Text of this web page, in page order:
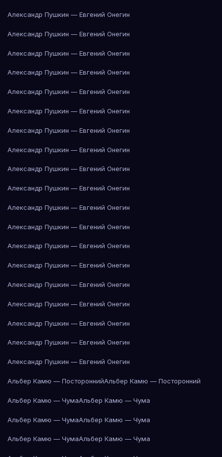
Александр Пушкин — Евгений Онегин
Александр Пушкин — Евгений Онегин
Александр Пушкин — Евгений Онегин
Александр Пушкин — Евгений Онегин
Александр Пушкин — Евгений Онегин
Александр Пушкин — Евгений Онегин
Александр Пушкин — Евгений Онегин
Александр Пушкин — Евгений Онегин
Александр Пушкин — Евгений Онегин
Александр Пушкин — Евгений Онегин
Александр Пушкин — Евгений Онегин
Александр Пушкин — Евгений Онегин
Александр Пушкин — Евгений Онегин
Александр Пушкин — Евгений Онегин
Александр Пушкин — Евгений Онегин
Александр Пушкин — Евгений Онегин
Александр Пушкин — Евгений Онегин
Александр Пушкин — Евгений Онегин
Александр Пушкин — Евгений Онегин
Альбер Камю — ПостороннийАльбер Камю — Посторонний
Альбер Камю — ЧумаАльбер Камю — Чума
Альбер Камю — ЧумаАльбер Камю — Чума
Альбер Камю — ЧумаАльбер Камю — Чума